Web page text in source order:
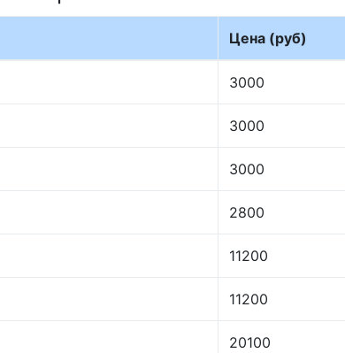
Цена (руб)
3000
3000
3000
2800
11200
11200
20100